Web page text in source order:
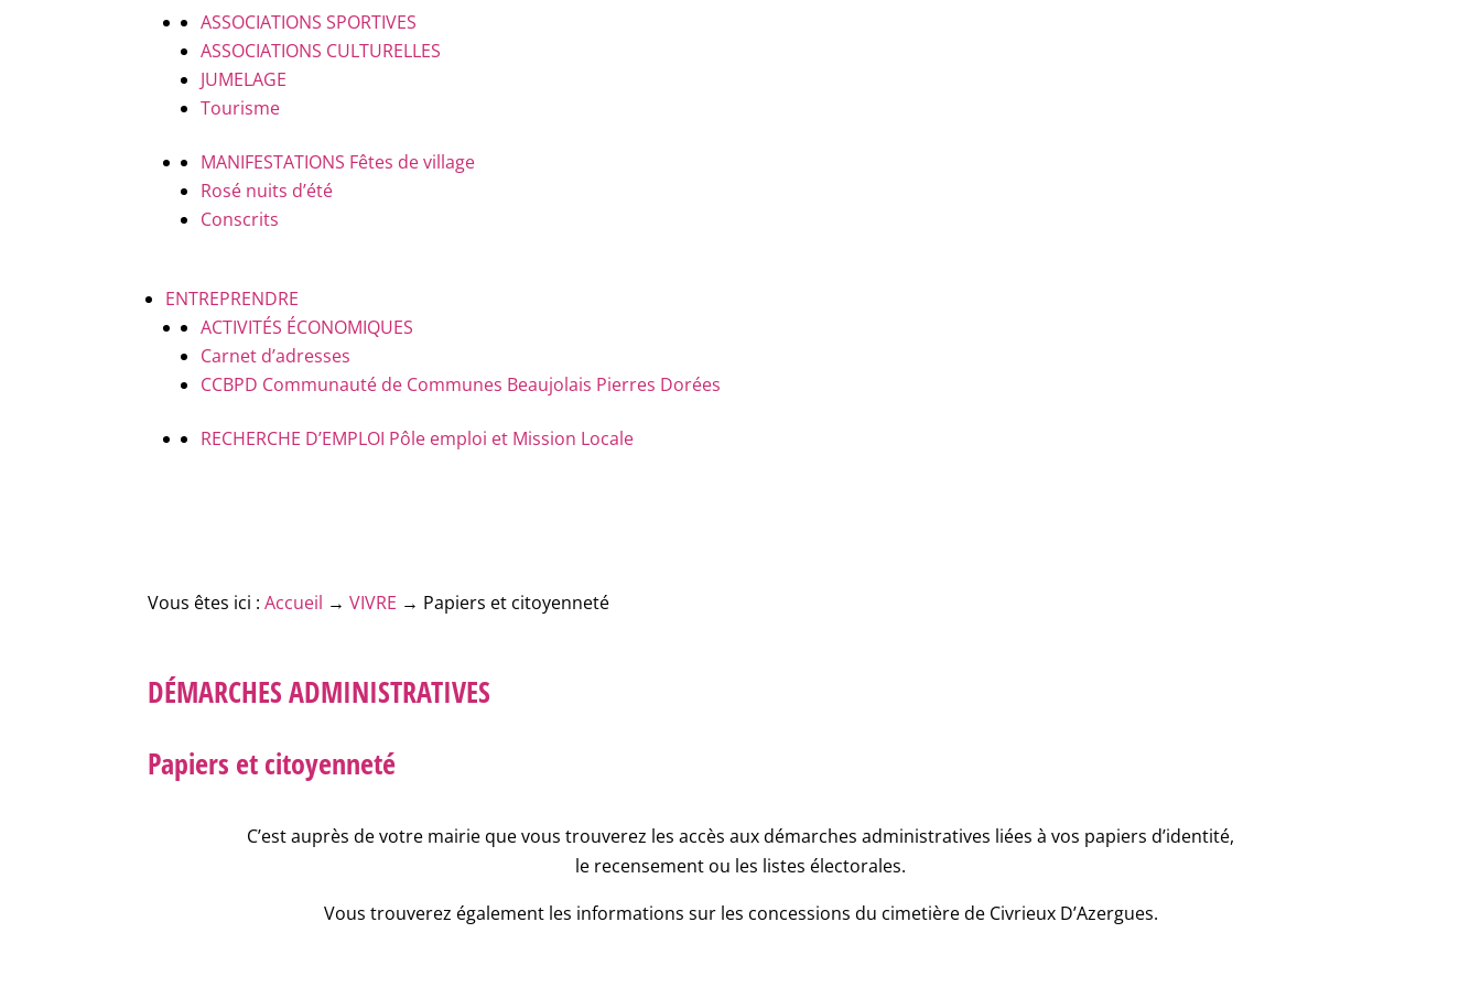
ASSOCIATIONS SPORTIVES
ASSOCIATIONS CULTURELLES
JUMELAGE
Tourisme
MANIFESTATIONS Fêtes de village
Rosé nuits d’été
Conscrits
ENTREPRENDRE
ACTIVITÉS ÉCONOMIQUES
Carnet d’adresses
CCBPD Communauté de Communes Beaujolais Pierres Dorées
RECHERCHE D’EMPLOI Pôle emploi et Mission Locale
Vous êtes ici :Accueil →VIVRE → Papiers et citoyenneté
DÉMARCHES ADMINISTRATIVES
Papiers et citoyenneté
C’est auprès de votre mairie que vous trouverez les accès aux démarches administratives liées à vos papiers d’identité,
le recensement ou les listes électorales.
Vous trouverez également les informations sur les concessions du cimetière de Civrieux D’Azergues.